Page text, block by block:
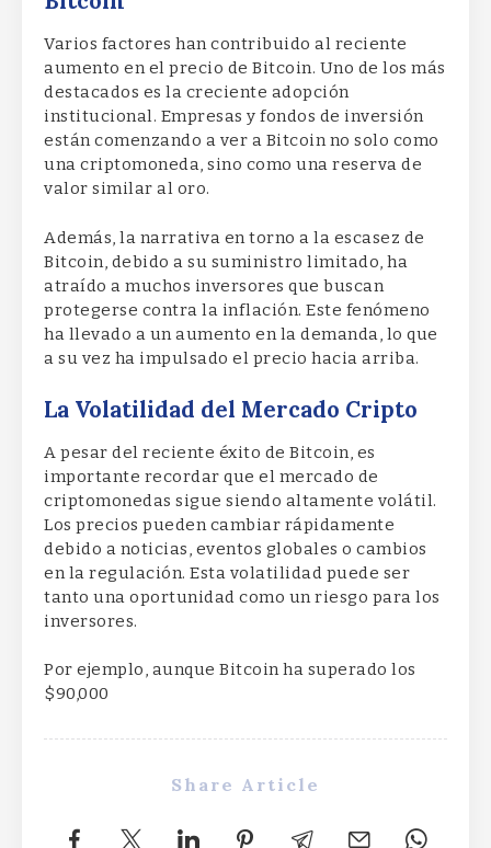
Varios factores han contribuido al reciente
aumento en el precio de Bitcoin. Uno de los más
destacados es la creciente adopción
institucional. Empresas y fondos de inversión
están comenzando a ver a Bitcoin no solo como
una criptomoneda, sino como una reserva de
valor similar al oro.
Además, la narrativa en torno a la escasez de
Bitcoin, debido a su suministro limitado, ha
atraído a muchos inversores que buscan
protegerse contra la inflación. Este fenómeno
ha llevado a un aumento en la demanda, lo que
a su vez ha impulsado el precio hacia arriba.
La Volatilidad del Mercado Cripto
A pesar del reciente éxito de Bitcoin, es
importante recordar que el mercado de
criptomonedas sigue siendo altamente volátil.
Los precios pueden cambiar rápidamente
debido a noticias, eventos globales o cambios
en la regulación. Esta volatilidad puede ser
tanto una oportunidad como un riesgo para los
inversores.
Por ejemplo, aunque Bitcoin ha superado los
$90,000
Share Article